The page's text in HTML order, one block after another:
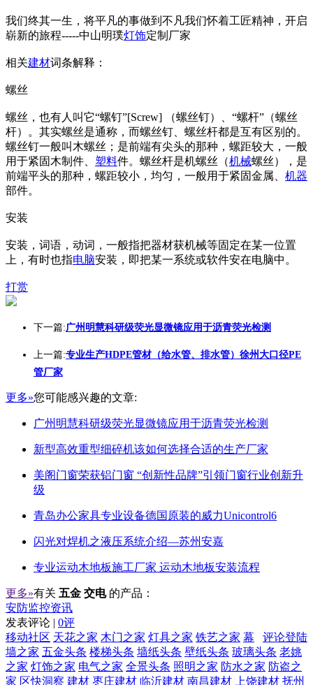
我们终其一生，将平凡的事做到不凡我们怀着工匠精神，开启
崭新的旅程-----中山明璞灯饰定制厂家
相关建材词条解释：
螺丝
螺丝，也有人叫它“螺钉”[Screw] （螺丝钉）、“螺杆”（螺丝
杆）。其实螺丝是通称，而螺丝钉、螺丝杆都是互有区别的。
螺丝钉一般叫木螺丝；是前端有尖头的那种，螺距较大，一般
用于紧固木制件、 塑料件。螺丝杆是机螺丝（机械螺丝），是
前端平头的那种，螺距较小，均匀，一般用于紧固金属、 机器
部件。
安装
安装，词语，动词，一般指把器材获机械等固定在某一位置
上，有时也指电脑安装，即把某一系统或软件安在电脑中。
打赏
下一篇:广州明慧科研级荧光显微镜应用于沥青荧光检测
上一篇:专业生产HDPE管材（给水管、排水管）徐州大口径PE
管厂家
更多»您可能感兴趣的文章:
广州明慧科研级荧光显微镜应用于沥青荧光检测
新型高效重型细碎机该如何选择合适的生产厂家
美阁门窗荣获铝门窗 “创新性品牌”引领门窗行业创新升
级
青岛办公家具专业设备德国原装的威力Unicontrol6
闪光对焊机之液压系统介绍—苏州安嘉
专业运动木地板施工厂家 运动木地板安装流程
更多»有关 五金 交电 的产品：
安防监控资讯
发表评论 | 0评
评论登陆
移动社区 天花之家 木门之家 灯具之家 铁艺之家 幕
墙之家 五金头条 楼梯头条 墙纸头条 壁纸头条 玻璃头条 老姚
之家 灯饰之家 电气之家 全景头条 照明之家 防水之家 防盗之
家 区快洞察 建材 枣庄建材 临沂建材 南昌建材 上饶建材 抚州